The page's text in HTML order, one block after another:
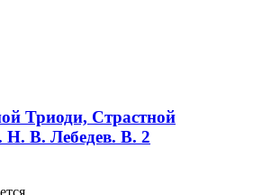
Триоди, Страстной
В. Лебедев. В. 2